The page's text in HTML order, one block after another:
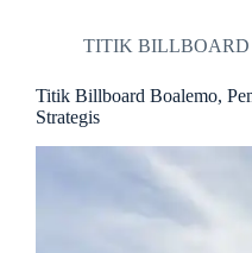
TITIK
Titik Billboard Boalemo,
Strategis